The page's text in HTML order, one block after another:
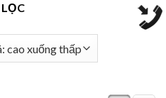
LỌC